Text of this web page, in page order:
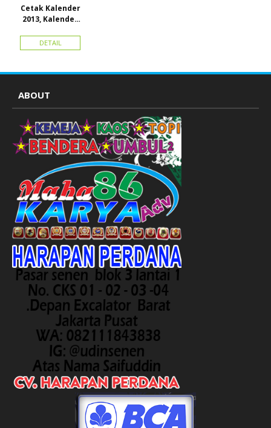
Cetak Kalender
2013, Kalender
2015 dan
atribut partai
DETAIL
ABOUT